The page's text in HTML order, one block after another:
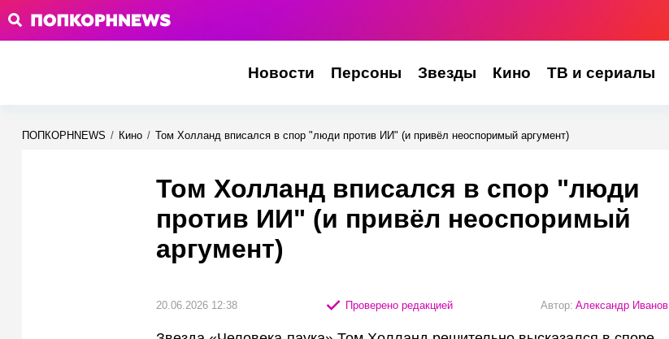
Новости Персоны Звезды Кино ТВ и сериалы
ПОПКОРНNEWS / Кино / Том Холланд вписался в спор "люди против ИИ" (и привёл неоспоримый аргумент)
Том Холланд вписался в спор "люди
против ИИ" (и привёл неоспоримый
аргумент)
20.06.2026 12:38 Проверено редакцией Автор: Александр Иванов